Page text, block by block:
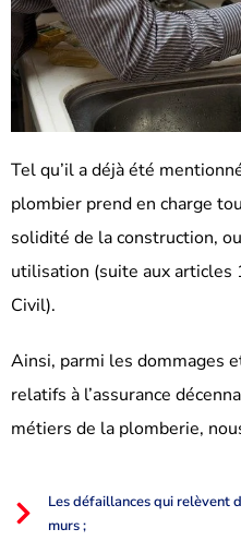
Tel qu’il a déjà été
plombier prend en charge
solidité de la construction,
utilisation (suite aux
Civil).
Ainsi, parmi les dommages
relatifs à l’assurance
métiers de la plomberie,
Les défaillances qui relèvent
murs ;